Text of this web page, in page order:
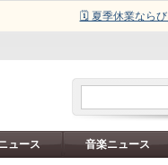
🗓️ 夏季休業なら
ュース 音楽ニュース